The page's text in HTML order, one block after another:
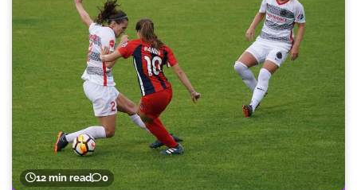
12 min read 0